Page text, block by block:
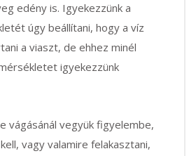
edény is. Igyekezzünk a
úgy beállítani, hogy a víz
a viaszt, de ehhez minél
igyekezzünk
vágásánál vegyük figyelembe,
vagy valamire felakasztani,